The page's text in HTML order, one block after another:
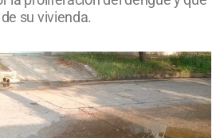
su vivienda.